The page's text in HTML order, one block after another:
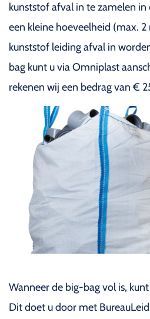
kunststof afval in te zamelen in
een kleine hoeveelheid (max. 2
kunststof leiding afval in
bag kunt u via Omniplast
rekenen wij een bedrag van €
Wanneer de big-bag vol is,
Dit doet u door met